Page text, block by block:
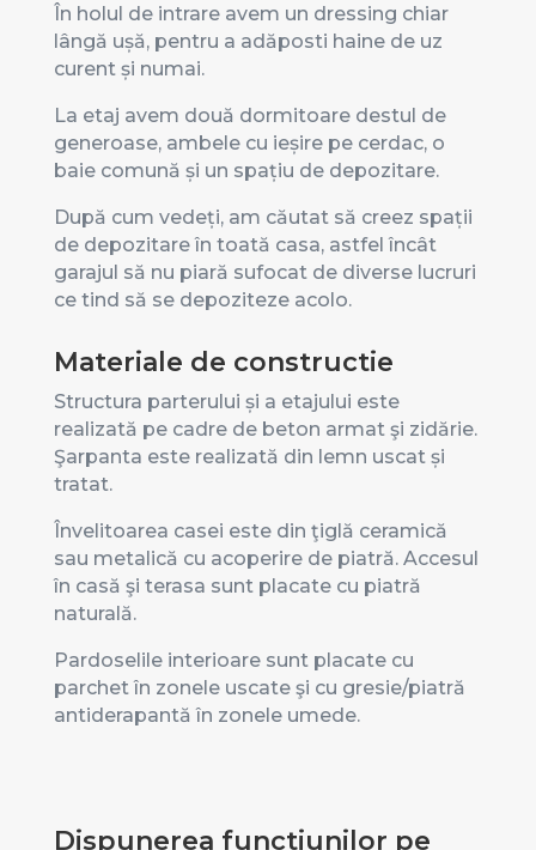
În holul de intrare avem un dressing chiar
lângă ușă, pentru a adăposti haine de uz
curent și numai.
La etaj avem două dormitoare destul de
generoase, ambele cu ieșire pe cerdac, o
baie comună și un spațiu de depozitare.
După cum vedeți, am căutat să creez spații
de depozitare în toată casa, astfel încât
garajul să nu piară sufocat de diverse lucruri
ce tind să se depoziteze acolo.
Materiale de constructie
Structura parterului și a etajului este
realizată pe cadre de beton armat şi zidărie.
Şarpanta este realizată din lemn uscat și
tratat.
Învelitoarea casei este din ţiglă ceramică
sau metalică cu acoperire de piatră. Accesul
în casă şi terasa sunt placate cu piatră
naturală.
Pardoselile interioare sunt placate cu
parchet în zonele uscate şi cu gresie/piatră
antiderapantă în zonele umede.
Dispunerea functiunilor pe